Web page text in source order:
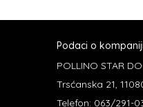
Podaci o kompaniji
POLLINO STAR
Trsćanska 21,
Telefon: 063/291-